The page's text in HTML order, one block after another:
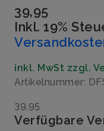
39,95
Inkl. 19%
inkl. MwSt zzgl.
Artikelnummer:
39,95
Verfügbare